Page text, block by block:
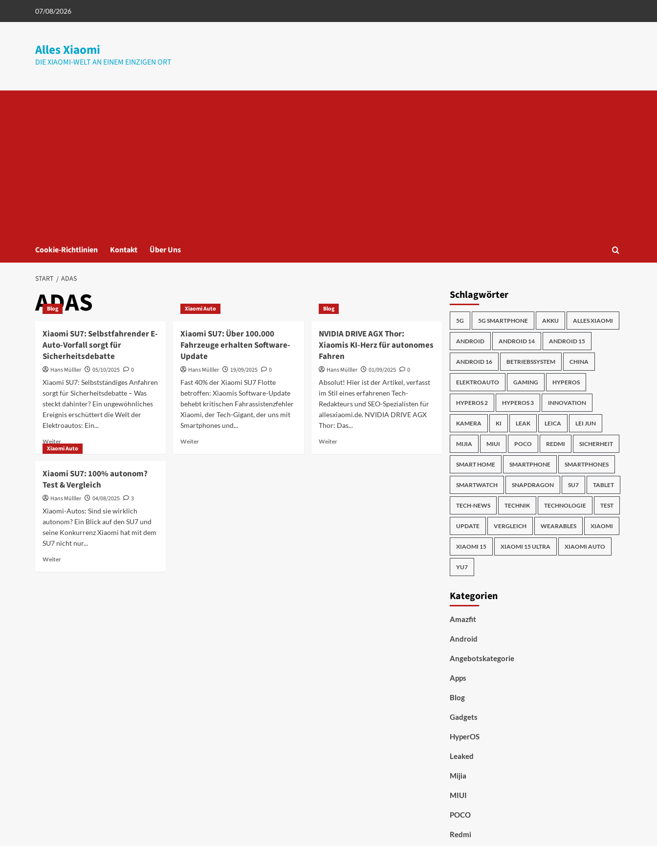
07/08/2026
Alles Xiaomi
DIE XIAOMI-WELT AN EINEM EINZIGEN ORT
Cookie-Richtlinien Kontakt Über Uns
START ADAS
ADAS
Blog
Xiaomi SU7: Selbstfahrender E-
Auto-Vorfall sorgt für
Sicherheitsdebatte
Hans Mülller 05/10/2025
0
Xiaomi SU7: Selbstständiges Anfahren
sorgt für Sicherheitsdebatte – Was
steckt dahinter? Ein ungewöhnliches
Ereignis erschüttert die Welt der
Elektroautos: Ein...
WeiterMehr
Informationen
SU7:
Selbstfahrender
E-
Vorfall
sorgt
für
Sicherheitsdebatte
Xiaomi Auto
Xiaomi SU7: Über 100.000
Fahrzeuge erhalten Software-
Update
Hans Mülller 19/09/2025
0
Fast 40% der Xiaomi SU7 Flotte
betroffen: Xiaomis Software-Update
behebt kritischen Fahrassistenzfehler
Xiaomi, der Tech-Gigant, der uns mit
Smartphones und...
WeiterMehr
Blog
NVIDIA DRIVE AGX Thor:
Xiaomis KI-Herz für autonomes
Fahren
Hans Mülller 01/09/2025
0
Absolut! Hier ist der Artikel, verfasst
im Stil eines erfahrenen Tech-
Redakteurs und SEO-Spezialisten für
allesxiaomi.de. NVIDIA DRIVE AGX
Thor: Das...
WeiterMehr
Xiaomi Auto
Xiaomi SU7: 100% autonom?
Test & Vergleich
Hans Mülller 04/08/2025
3
Xiaomi-Autos: Sind sie wirklich
autonom? Ein Blick auf den SU7 und
seine Konkurrenz Xiaomi hat mit dem
SU7 nicht nur...
WeiterMehr
Schlagwörter
5G 5G SMARTPHONE AKKU ALLES XIAOMI
ANDROID ANDROID 14 ANDROID 15
ANDROID 16 BETRIEBSSYSTEM CHINA
ELEKTROAUTO GAMING HYPEROS
HYPEROS 2 HYPEROS 3 INNOVATION
KAMERA KI LEAK LEICA LEI JUN
MIJIA MIUI POCO REDMI SICHERHEIT
SMART HOME SMARTPHONE SMARTPHONES
SMARTWATCH SNAPDRAGON SU7 TABLET
TECH-NEWS TECHNIK TECHNOLOGIE TEST
UPDATE VERGLEICH WEARABLES XIAOMI
XIAOMI 15 XIAOMI 15 ULTRA XIAOMI AUTO
YU7
Kategorien
Amazfit
Android
Angebotskategorie
Apps
Blog
Gadgets
HyperOS
Leaked
Mijia
MIUI
POCO
Redmi